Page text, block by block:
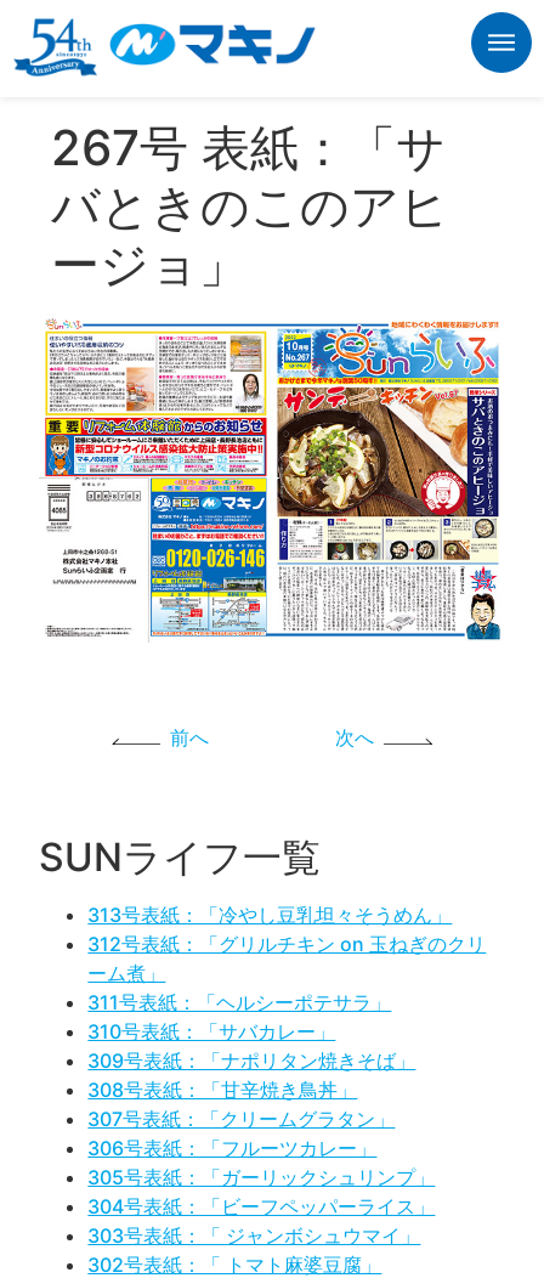
267号 表紙：「サ
バときのこのアヒ
ージョ」
前へ 次へ
SUNライフ一覧
313号表紙：「冷やし豆乳坦々そうめん」
312号表紙：「グリルチキン on 玉ねぎのクリ
ーム煮」
311号表紙：「ヘルシーポテサラ」
310号表紙：「サバカレー」
309号表紙：「ナポリタン焼きそば」
308号表紙：「甘辛焼き鳥丼」
307号表紙：「クリームグラタン」
306号表紙：「フルーツカレー」
305号表紙：「ガーリックシュリンプ」
304号表紙：「ビーフペッパーライス」
303号表紙：「 ジャンボシュウマイ」
302号表紙：「 トマト麻婆豆腐」